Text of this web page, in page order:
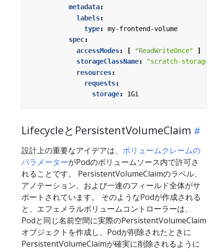
metadata:
labels:
type:
my-frontend-volume
spec:
accessModes: [ "ReadWriteOnce"
]
storageClassName:
"scratch-storage-
resources:
requests:
storage: 1Gi
LifecycleとPersistentVolumeClaim
設計上の重要なアイデアは、 ボリュームクレームの
パラメーターがPodのボリュームソース内で許可さ
れることです。 PersistentVolumeClaimのラベル、
アノテーション、および一連のフィールド全体がサ
ポートされています。 そのようなPodが作成される
と、エフェメラルボリュームコントローラーは、
Podと同じ名前空間に実際のPersistentVolumeClaim
オブジェクトを作成し、Podが削除されたときに
PersistentVolumeClaimが確実に削除されるように